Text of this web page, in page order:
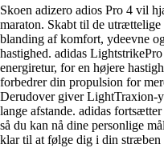
Skoen adizero adios Pro 4 vil
maraton. Skabt til de
blanding af komfort, ydeevne
hastighed. adidas
energiretur, for en højere
forbedrer din propulsion for
Derudover giver LightTraxion-
lange afstande. adidas
så du kan nå dine personlige
klar til at følge dig i din stræben